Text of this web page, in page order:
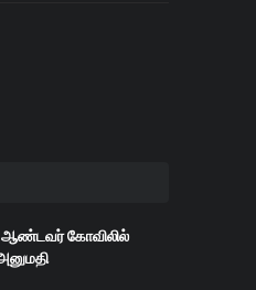
ஆண்டவர் கோவிலில்